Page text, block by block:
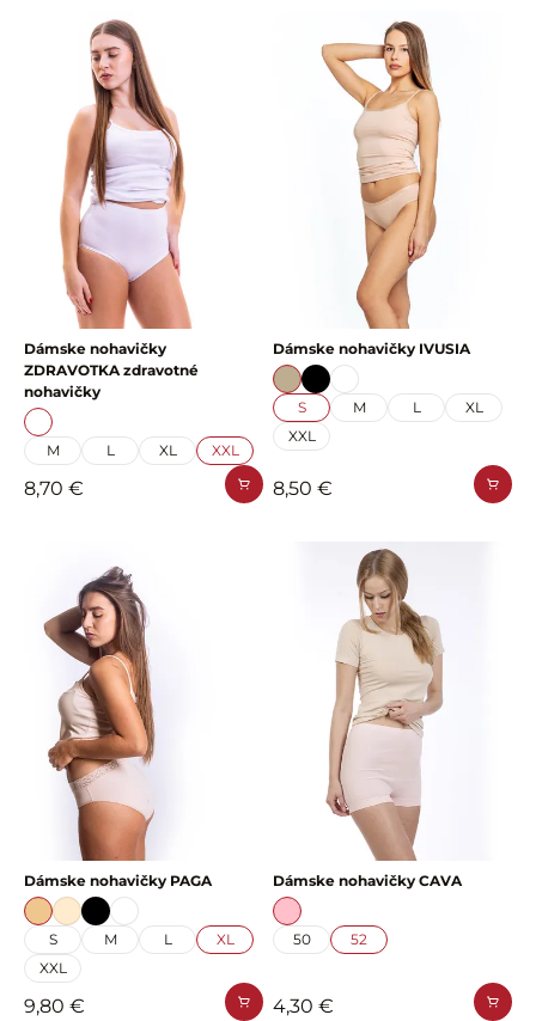
Dámske nohavičky
ZDRAVOTKA zdravotné
nohavičky
M L XL XXL
8,70 €
Dámske nohavičky IVUSIA
S M L
XL
XXL
8,50 €
Dámske nohavičky PAGA
S M L
XL
XXL
9,80 €
Dámske nohavičky CAVA
50 52
4,30 €